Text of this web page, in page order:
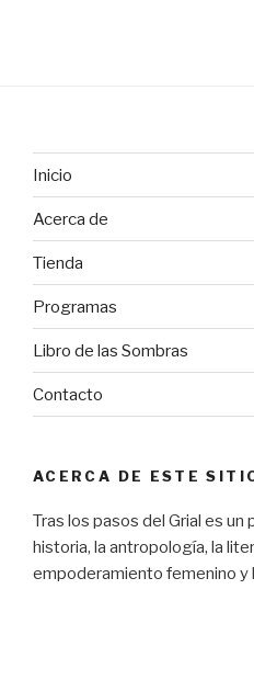
Inicio
Acerca de
Tienda
Programas
Libro de las Sombras
Contacto
ACERCA DE ESTE
Tras los pasos del Grial es
historia, la antropología, la
empoderamiento femenino y